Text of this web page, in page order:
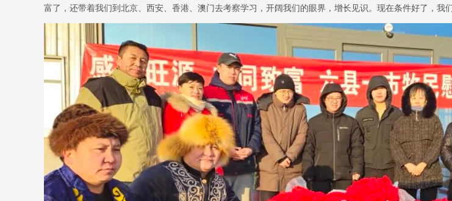
富了，还带着我们到北京、西安、香港、澳门去考察学习，开阔我们的眼界，增长见识。现在条件好了，我